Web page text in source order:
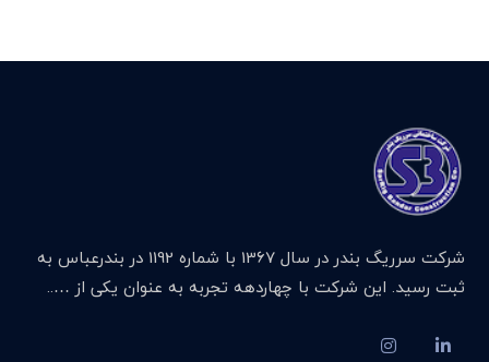
شرکت سرریگ بندر در سال 1367 با شماره 1192 در بندرعباس به
ثبت رسید. این شرکت با چهاردهه تجربه به عنوان یکی از …..